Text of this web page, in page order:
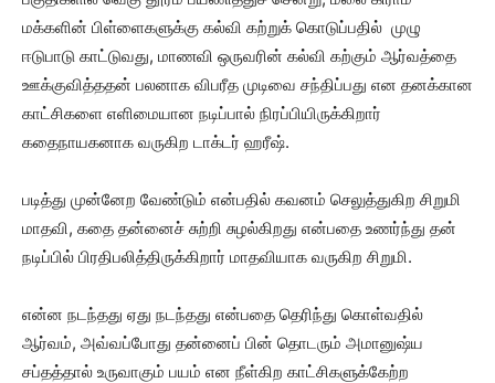
மக்களின் பிள்ளைகளுக்கு கல்வி கற்றுக் கொடுப்பதில் முழு
ஈடுபாடு காட்டுவது, மாணவி ஒருவரின் கல்வி கற்கும் ஆர்வத்தை
ஊக்குவித்ததன் பலனாக விபரீத முடிவை சந்திப்பது என தனக்கான
காட்சிகளை எளிமையான நடிப்பால் நிரப்பியிருக்கிறார்
கதைநாயகனாக வருகிற டாக்டர் ஹரீஷ்.
படித்து முன்னேற வேண்டும் என்பதில் கவனம் செலுத்துகிற சிறுமி
மாதவி, கதை தன்னைச் சுற்றி சுழல்கிறது என்பதை உணர்ந்து தன்
நடிப்பில் பிரதிபலித்திருக்கிறார் மாதவியாக வருகிற சிறுமி.
என்ன நடந்தது ஏது நடந்தது என்பதை தெரிந்து கொள்வதில்
ஆர்வம், அவ்வப்போது தன்னைப் பின் தொடரும் அமானுஷ்ய
சப்தத்தால் உருவாகும் பயம் என நீள்கிற காட்சிகளுக்கேற்ற